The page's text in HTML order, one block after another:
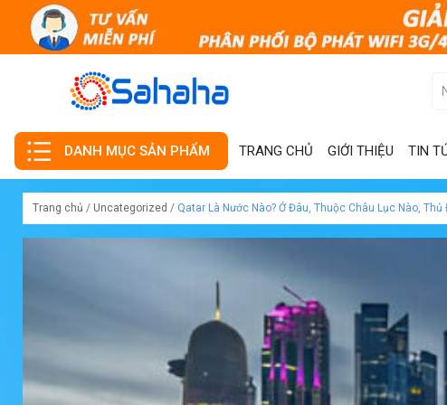
DANH MỤC SẢN PHẨM TRANG CHỦ GIỚI THIỆU TIN
Trang chủ / Uncategorized / Qatar Là Nước Nào? Ở Đâu, Thuộc Châu Lục Nào, Thủ